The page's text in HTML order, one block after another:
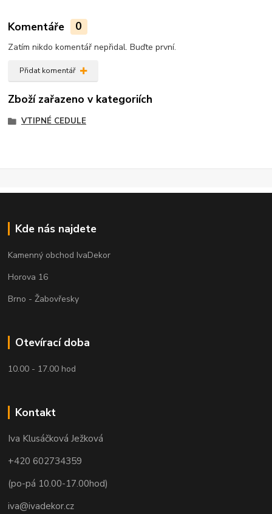
Komentáře 0
Zatím nikdo komentář nepřidal. Buďte první.
Přidat komentář
Zboží zařazeno v kategoriích
VTIPNÉ CEDULE
Kde nás najdete
Kamenný obchod IvaDekor
Horova 16
Brno - Žabovřesky
Otevírací doba
10.00 - 17.00 hod
Kontakt
Iva Klusáčková Ježková
+420 602734359
(po-pá 10.00-17.00hod)
iva@ivadekor.cz